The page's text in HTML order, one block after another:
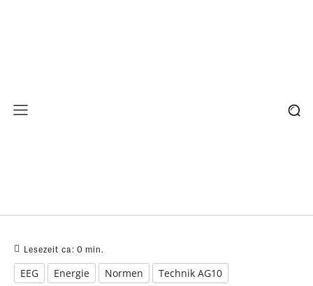
Lesezeit ca: 0 min.
EEG Energie Normen Technik AG10